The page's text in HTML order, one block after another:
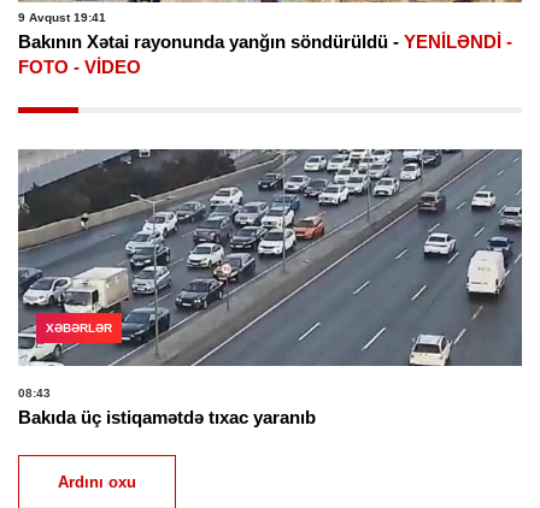
9 Avqust 19:41
Bakının Xətai rayonunda yanğın söndürüldü - YENİLƏNDİ -
FOTO - VİDEO
XƏBƏRLƏR
08:43
Bakıda üç istiqamətdə tıxac yaranıb
Ardını oxu